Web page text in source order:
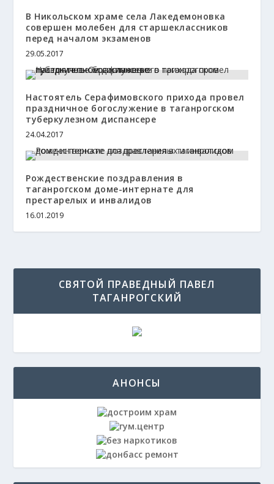
В Никольском храме села Лакедемоновка
совершен молебен для старшеклассников
перед началом экзаменов
29.05.2017
Настоятель Серафимовского прихода провел
праздничное богослужение в таганрогском
туберкулезном диспансере
24.04.2017
Рождественские поздравления в
таганрогском доме-интернате для
престарелых и инвалидов
16.01.2019
СВЯТОЙ ПРАВЕДНЫЙ ПАВЕЛ
ТАГАНРОГСКИЙ
АНОНСЫ